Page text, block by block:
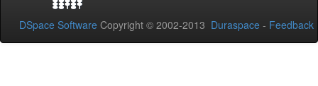
DSpace Software Copyright © 2002-2013 Duraspace - Feedback